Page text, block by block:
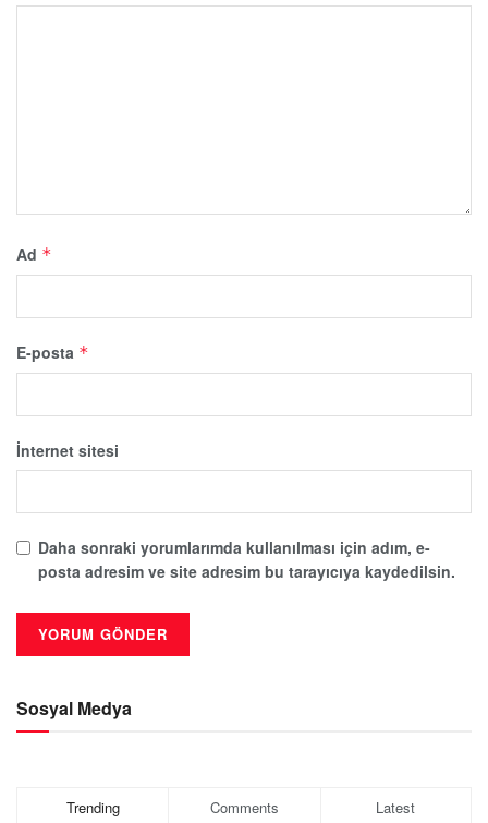
Ad *
E-posta *
İnternet sitesi
Daha sonraki yorumlarımda kullanılması için adım, e-
posta adresim ve site adresim bu tarayıcıya kaydedilsin.
Sosyal Medya
Trending Comments Latest